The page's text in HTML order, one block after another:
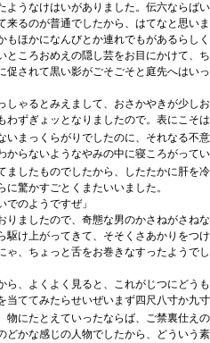
ようなけはいがありました。伝六ならば
来るのが普通でしたから、はてなと思い
ほかになんびとか連れでもがあるらし
ころおめえの隠し芸をお目にかけて、
されて黒い影がごそごそと庭先へはい
しゃるとみえまして、おさかやきが少し
ずぎょッとなりましたので。表にこそ
いまっくらがりでしたのに、それなる不
からないようなやみの中に寝ころがって
ましたものでしたから、したたかに肝を
驚かすごとくまたいいました。
でのようですぜ」
ましたので、奇態な男のかさねがさね
け上がってきて、そそくさあかりをつ
ゃ、ちょっと舌をお巻きなすったよう
、よくよく見ると、これがじつにど
当ててみたらせいぜいまず四尺八寸か九
物にたとえていったならば、ご禁裏仕え
どかな感じの人物でしたから、どういう